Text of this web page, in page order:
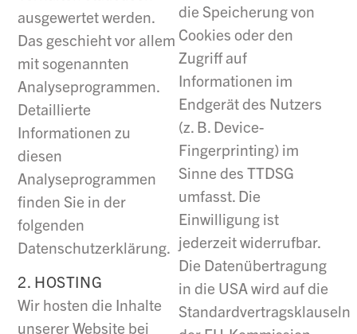
ausgewertet werden.
Das geschieht vor allem
mit sogenannten
Analyseprogrammen.
Detaillierte
Informationen zu
diesen
Analyseprogrammen
finden Sie in der
folgenden
Datenschutzerklärung.
2. HOSTING
Wir hosten die Inhalte
unserer Website bei
die Speicherung von
Cookies oder den
Zugriff auf
Informationen im
Endgerät des Nutzers
(z. B. Device-
Fingerprinting) im
Sinne des TTDSG
umfasst. Die
Einwilligung ist
jederzeit widerrufbar.
Die Datenübertragung
in die USA wird auf die
Standardvertragsklauseln